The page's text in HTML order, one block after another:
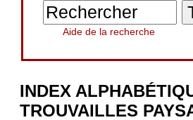
Aide de la recherche
INDEX
TROUVAILLES